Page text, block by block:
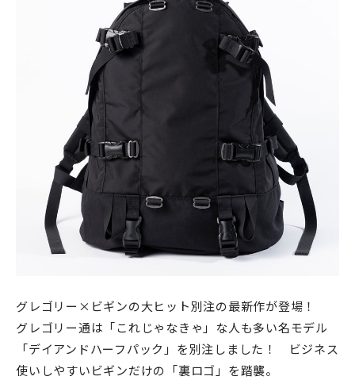
グレゴリー×ビギンの大ヒット別注の最新作が登場！
グレゴリー通は「これじゃなきゃ」な人も多い名モデル
「デイアンドハーフパック」を別注しました！ ビジネス
使いしやすいビギンだけの「裏ロゴ」を踏襲。